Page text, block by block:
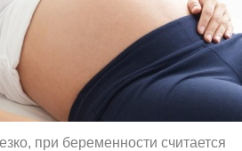
при беременности считается